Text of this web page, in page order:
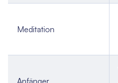
Meditation